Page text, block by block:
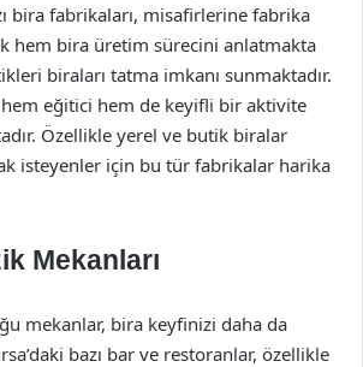
bira fabrikaları, misafirlerine fabrika
hem bira üretim sürecini anlatmakta
biraları tatma imkanı sunmaktadır.
eğitici hem de keyifli bir aktivite
Özellikle yerel ve butik biralar
isteyenler için bu tür fabrikalar harika
Mekanları
mekanlar, bira keyfinizi daha da
bazı bar ve restoranlar, özellikle